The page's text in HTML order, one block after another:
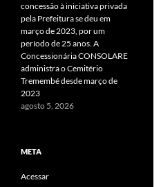
concessão à iniciativa privada
pela Prefeitura se deu em
março de 2023, por um
período de 25 anos. A
Concessionária CONSOLARE
administra o Cemitério
Tremembé desde março de
2023
agosto 5, 2026
META
Acessar